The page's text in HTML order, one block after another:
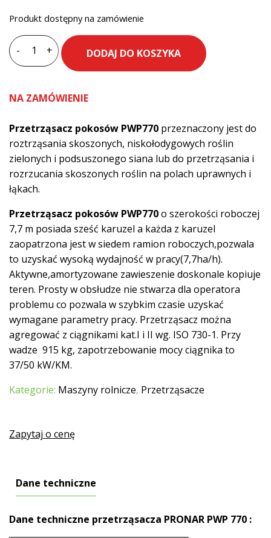
Produkt dostępny na zamówienie
-
ilość
PWP770
+ DODAJ DO KOSZYKA
NA ZAMÓWIENIE
Przetrząsacz pokosów PWP770 przeznaczony jest do
roztrząsania skoszonych, niskołodygowych roślin
zielonych i podsuszonego siana lub do przetrząsania i
rozrzucania skoszonych roślin na polach uprawnych i
łąkach.
Przetrząsacz pokosów PWP770o szerokości roboczej
7,7 m posiada sześć karuzel a każda z karuzel
zaopatrzona jest w siedem ramion roboczych,pozwala
to uzyskać wysoką wydajność w pracy(7,7ha/h).
Aktywne,amortyzowane zawieszenie doskonale kopiuje
teren. Prosty w obsłudze nie stwarza dla operatora
problemu co pozwala w szybkim czasie uzyskać
wymagane parametry pracy. Przetrząsacz można
agregować z ciągnikami kat.I i II wg. ISO 730-1. Przy
wadze 915 kg, zapotrzebowanie mocy ciągnika to
37/50 kW/KM.
Kategorie: Maszyny rolnicze, Przetrząsacze
Zapytaj o cenę
Dane techniczne
Dane techniczne przetrząsacza PRONAR PWP 770 :